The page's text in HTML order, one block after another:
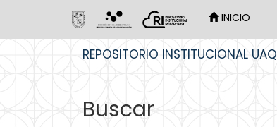
INICIO
REPOSITORIO INSTITUCIONAL UAQ
Buscar